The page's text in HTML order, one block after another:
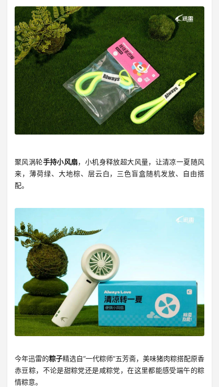
聚风涡轮手持小风扇，小机身释放超大风量，让清凉一夏随风
来，薄荷绿、大地棕、层云白，三色盲盒随机发放、自由搭
配。
今年迅雷的粽子精选自“一代粽师”五芳斋，美味猪肉粽搭配原香
赤豆粽，不论是甜粽党还是咸粽党，在这里都能感受端午的粽
情粽意。